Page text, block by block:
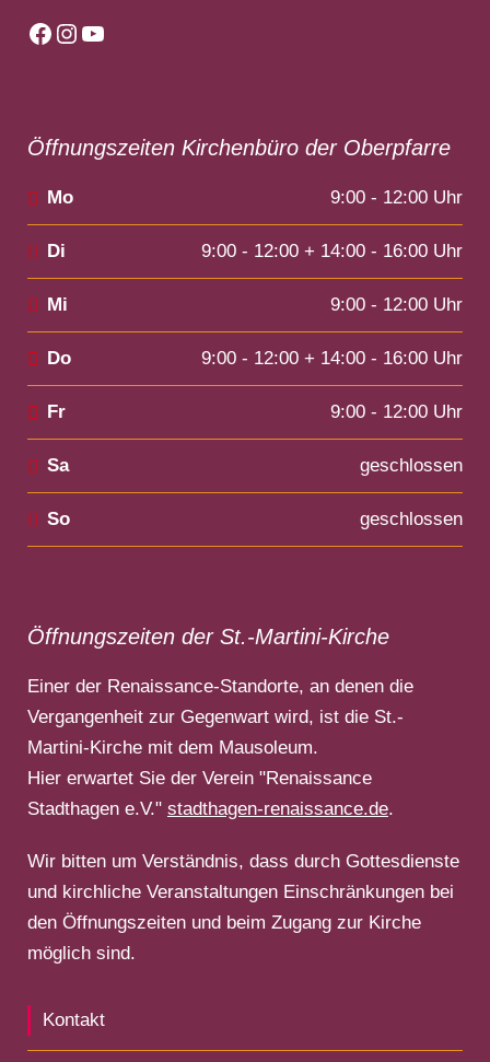
Facebook Instagram YouTube
Öffnungszeiten Kirchenbüro der Oberpfarre
Mo 9:00 - 12:00 Uhr
Di 9:00 - 12:00 + 14:00 - 16:00 Uhr
Mi 9:00 - 12:00 Uhr
Do 9:00 - 12:00 + 14:00 - 16:00 Uhr
Fr 9:00 - 12:00 Uhr
Sa geschlossen
So geschlossen
Öffnungszeiten der St.-Martini-Kirche
Einer der Renaissance-Standorte, an denen die
Vergangenheit zur Gegenwart wird, ist die St.-
Martini-Kirche mit dem Mausoleum.
Hier erwartet Sie der Verein "Renaissance
Stadthagen e.V." stadthagen-renaissance.de.
Wir bitten um Verständnis, dass durch Gottesdienste
und kirchliche Veranstaltungen Einschränkungen bei
den Öffnungszeiten und beim Zugang zur Kirche
möglich sind.
Kontakt